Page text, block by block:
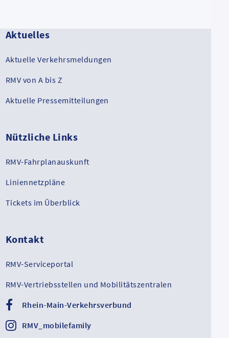
Aktuelles
Aktuelle Verkehrsmeldungen
RMV von A bis Z
Aktuelle Pressemitteilungen
Nützliche Links
RMV-Fahrplanauskunft
Liniennetzpläne
Tickets im Überblick
Kontakt
RMV-Serviceportal
RMV-Vertriebsstellen und Mobilitätszentralen
Rhein-Main-Verkehrsverbund
RMV_mobilefamily